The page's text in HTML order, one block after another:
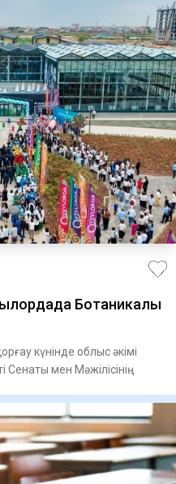
Ботаникалық
күнінде облыс әкімі
мен Мәжілісінің